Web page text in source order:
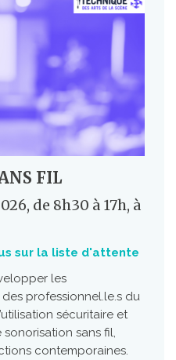
FIL
de 8h30 à 17h, à
sur la liste d'attente
les
professionnel.le.s du
sécuritaire et
sans fil,
contemporaines.